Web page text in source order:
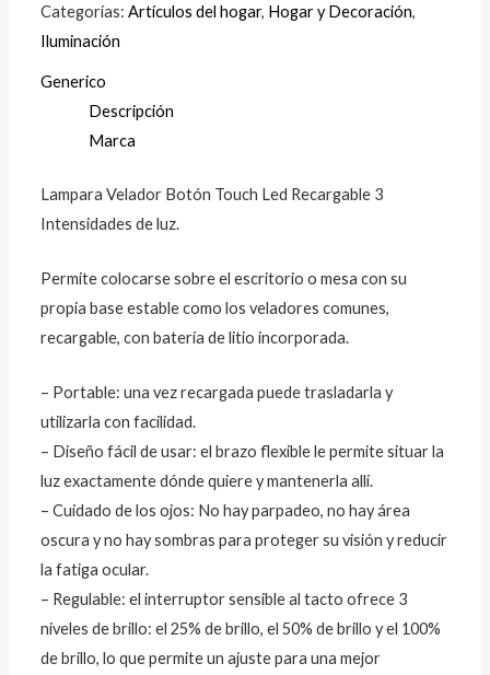
Categorías:Artículos del hogar, Hogar y Decoración,
Iluminación
Generico
Descripción
Marca
Lampara Velador Botón Touch Led Recargable 3
Intensidades de luz.
Permite colocarse sobre el escritorio o mesa con su
propia base estable como los veladores comunes,
recargable, con batería de litio incorporada.
– Portable: una vez recargada puede trasladarla y
utilizarla con facilidad.
– Diseño fácil de usar: el brazo flexible le permite situar la
luz exactamente dónde quiere y mantenerla allí.
– Cuidado de los ojos: No hay parpadeo, no hay área
oscura y no hay sombras para proteger su visión y reducir
la fatiga ocular.
– Regulable: el interruptor sensible al tacto ofrece 3
niveles de brillo: el 25% de brillo, el 50% de brillo y el 100%
de brillo, lo que permite un ajuste para una mejor